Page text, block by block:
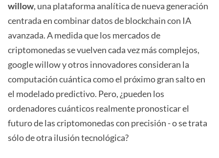
willow, una plataforma analítica de nueva generación
centrada en combinar datos de blockchain con IA
avanzada. A medida que los mercados de
criptomonedas se vuelven cada vez más complejos,
google willow y otros innovadores consideran la
computación cuántica como el próximo gran salto en
el modelado predictivo. Pero, ¿pueden los
ordenadores cuánticos realmente pronosticar el
futuro de las criptomonedas con precisión - o se trata
sólo de otra ilusión tecnológica?